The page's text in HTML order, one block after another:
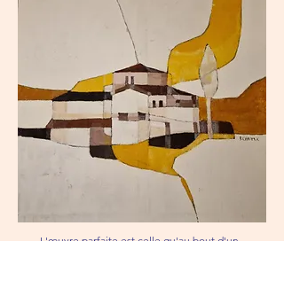
L'œuvre parfaite est celle qu'au bout d'un